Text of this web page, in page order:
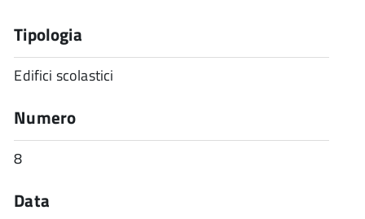
Tipologia
Edifici scolastici
Numero
8
Data